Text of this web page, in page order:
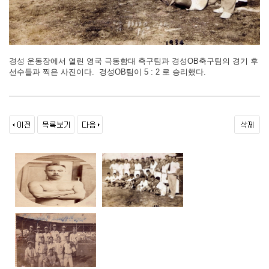
경성 운동장에서 열린 영국 극동함대 축구팀과 경성OB축구팀의 경기 후
선수들과 찍은 사진이다. 경성OB팀이 5 : 2 로 승리했다.